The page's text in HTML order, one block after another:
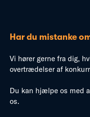
Har du mistanke
Vi hører gerne fra dig,
overtrædelser af
Du kan hjælpe os med
os.